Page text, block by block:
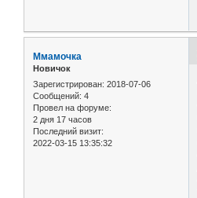
Ммамочка
Новичок
Зарегистрирован: 2018-07-06
Сообщений: 4
Провел на форуме:
2 дня 17 часов
Последний визит:
2022-03-15 13:35:32